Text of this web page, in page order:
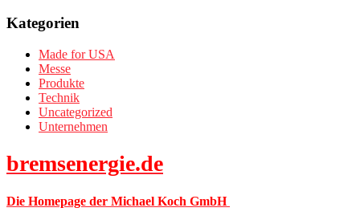
Kategorien
Made for USA
Messe
Produkte
Technik
Uncategorized
Unternehmen
bremsenergie.de
Die Homepage der Michael Koch GmbH